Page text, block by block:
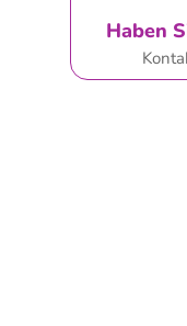
Haben